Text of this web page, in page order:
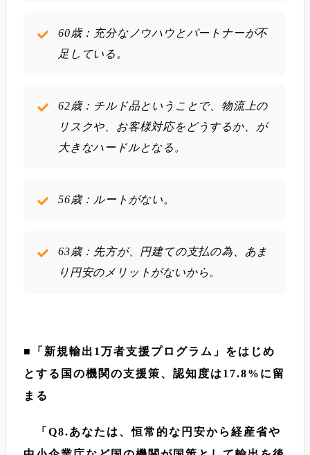
60歳：充分なノウハウとパートナーが不
足している。
62歳：チルド品ということで、物流上の
リスクや、お客様対応をどうするか、が
大きなハードルとなる。
56歳：ルートがない。
63歳：先方が、円建ての支払の為、あま
り円安のメリットがないから。
■「新規輸出1万者支援プログラム」をはじめ
とする国の機関の支援策、認知度は17.8%に留
まる
「Q8.あなたは、恒常的な円安から経産省や